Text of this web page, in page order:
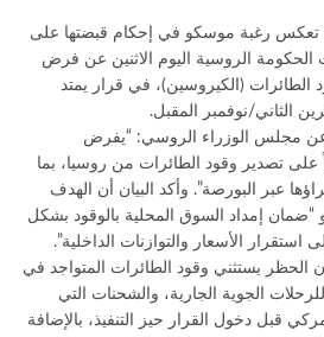
تعكس رغبة موسكو في إحكام قبضتها على
الحكومة الروسية اليوم الاثنين عن فرض
(الكيروسين)، في قرار يمتد
الثاني/نوفمبر المقبل.
مجلس الوزراء الروسي: “يفرض
على تصدير وقود الطائرات من روسيا، بما
عبر البورصة”. وأكد البيان أن الهدف
إمداد السوق المحلية بالوقود بشكل
الأسعار والتوازنات الداخلية”.
يستثني وقود الطائرات المتواجد في
الجوية الجارية، والشحنات التي
قبل دخول القرار حيز التنفيذ، بالإضافة